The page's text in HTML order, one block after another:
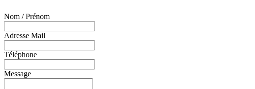
Nom / Prénom
Adresse Mail
Téléphone
Message